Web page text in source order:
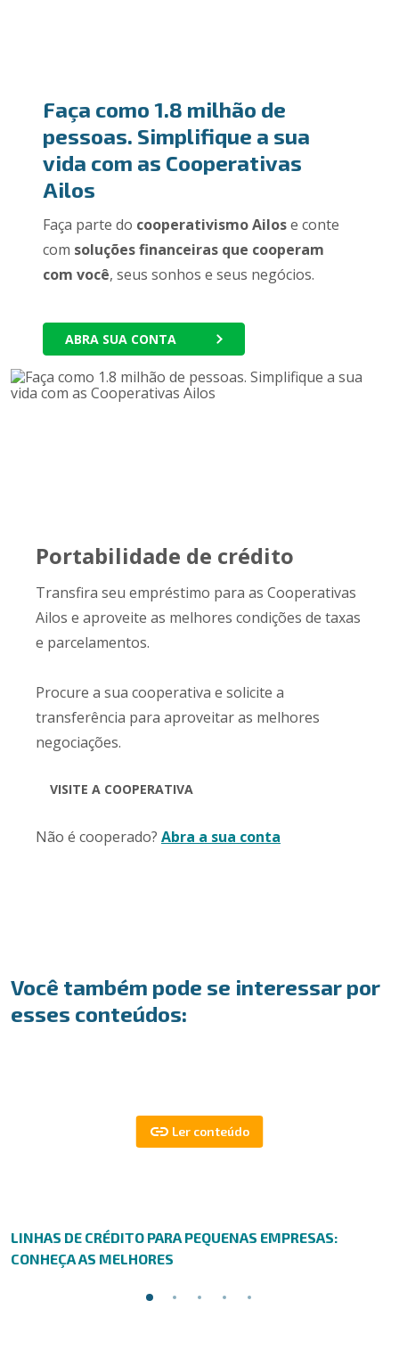
Faça como 1.8 milhão de
pessoas. Simplifique a sua
vida com as Cooperativas
Ailos
Faça parte do cooperativismo Ailose conte
com soluções financeiras que cooperam
com você, seus sonhos e seus negócios.
ABRA SUA CONTA
Portabilidade de crédito
Transfira seu empréstimo para as Cooperativas
Ailos e aproveite as melhores condições de taxas
e parcelamentos.
Procure a sua cooperativa e solicite a
transferência para aproveitar as melhores
negociações.
VISITE A COOPERATIVA
Não é cooperado? Abra a sua conta
Você também pode se interessar por
esses conteúdos:
LINHAS DE CRÉDITO PARA PEQUENAS EMPRESAS:
CONHEÇA AS MELHORES